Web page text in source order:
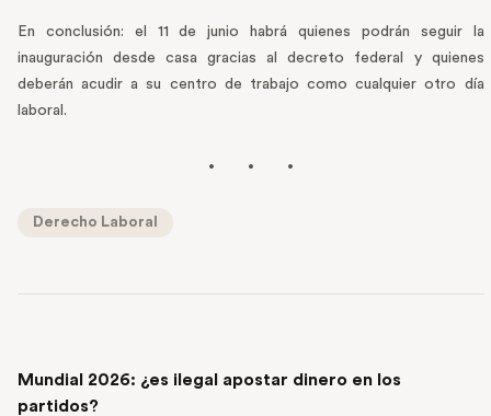
En conclusión: el 11 de junio habrá quienes podrán seguir la
inauguración desde casa gracias al decreto federal y quienes
deberán acudir a su centro de trabajo como cualquier otro día
laboral.
Derecho Laboral
Mundial 2026: ¿es ilegal apostar dinero en los
partidos?